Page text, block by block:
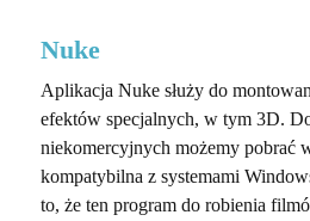
Nuke
Aplikacja Nuke służy do
efektów specjalnych, w tym 3D.
niekomercyjnych możemy pobrać
kompatybilna z systemami
to, że ten program do robienia